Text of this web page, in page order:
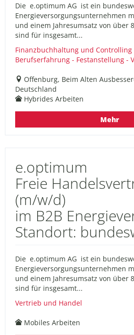
Die e.optimum AG ist ein
Energieversorgungsunternehmen
und einem Jahresumsatz von über
sind für insgesamt...
Finanzbuchhaltung und
Berufserfahrung - Festanstellung -
Offenburg, Beim Alten
Deutschland
Hybrides Arbeiten
Mehr
e.optimum
Freie
(m/w/d)
im B2B
Standort:
Die e.optimum AG ist ein
Energieversorgungsunternehmen
und einem Jahresumsatz von über
sind für insgesamt...
Vertrieb und Handel
Mobiles Arbeiten